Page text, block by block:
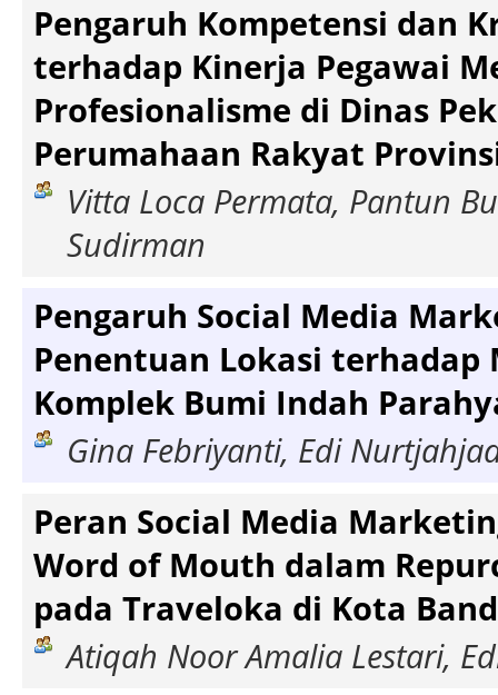
Pengaruh Kompetensi dan
terhadap Kinerja Pegawai
Profesionalisme di Dinas
Perumahaan Rakyat
Vitta Loca Permata, Pantun
Sudirman
Pengaruh Social Media
Penentuan Lokasi terhadap
Komplek Bumi Indah
Gina Febriyanti, Edi
Peran Social Media
Word of Mouth dalam
pada Traveloka di Kota
Atiqah Noor Amalia Lestari,